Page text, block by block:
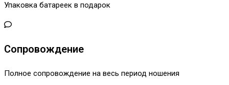
Упаковка батареек в подарок
Сопровождение
Полное сопровождение на весь период ношения